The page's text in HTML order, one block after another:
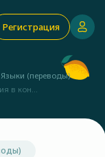
Регистрация
Языки (переводы)
в кон...